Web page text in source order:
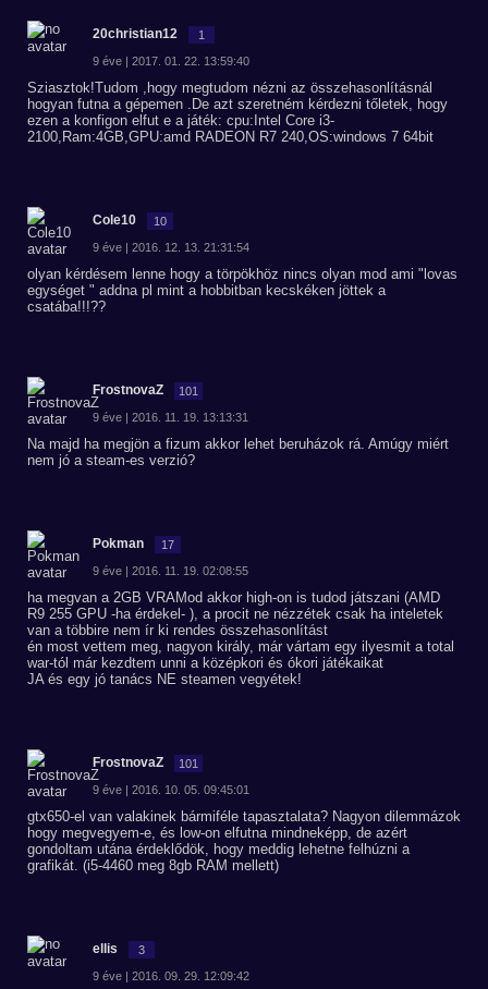
20christian12 1
9 éve | 2017. 01. 22. 13:59:40
Sziasztok!Tudom ,hogy megtudom nézni az összehasonlításnál
hogyan futna a gépemen .De azt szeretném kérdezni tőletek, hogy
ezen a konfigon elfut e a játék: cpu:Intel Core i3-
2100,Ram:4GB,GPU:amd RADEON R7 240,OS:windows 7 64bit
Cole10 10
9 éve | 2016. 12. 13. 21:31:54
olyan kérdésem lenne hogy a törpökhöz nincs olyan mod ami "lovas
egységet " addna pl mint a hobbitban kecskéken jöttek a
csatába!!!??
FrostnovaZ 101
9 éve | 2016. 11. 19. 13:13:31
Na majd ha megjön a fizum akkor lehet beruházok rá. Amúgy miért
nem jó a steam-es verzió?
Pokman 17
9 éve | 2016. 11. 19. 02:08:55
ha megvan a 2GB VRAMod akkor high-on is tudod játszani (AMD
R9 255 GPU -ha érdekel- ), a procit ne nézzétek csak ha inteletek
van a többire nem ír ki rendes összehasonlítást
én most vettem meg, nagyon király, már vártam egy ilyesmit a total
war-tól már kezdtem unni a középkori és ókori játékaikat
JA és egy jó tanács NE steamen vegyétek!
FrostnovaZ 101
9 éve | 2016. 10. 05. 09:45:01
gtx650-el van valakinek bármiféle tapasztalata? Nagyon dilemmázok
hogy megvegyem-e, és low-on elfutna mindneképp, de azért
gondoltam utána érdeklődök, hogy meddig lehetne felhúzni a
grafikát. (i5-4460 meg 8gb RAM mellett)
ellis 3
9 éve | 2016. 09. 29. 12:09:42